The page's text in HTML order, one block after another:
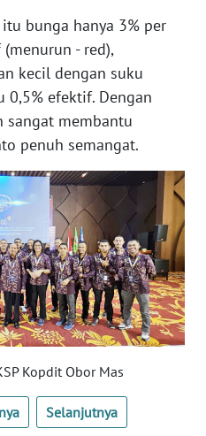
bunga hanya 3% per
- red),
kecil dengan suku
0,5% efektif. Dengan
sangat membantu
penuh semangat.
Kopdit Obor Mas
Selanjutnya